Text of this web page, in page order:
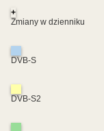
+
Zmiany w dzienniku
DVB-S
DVB-S2